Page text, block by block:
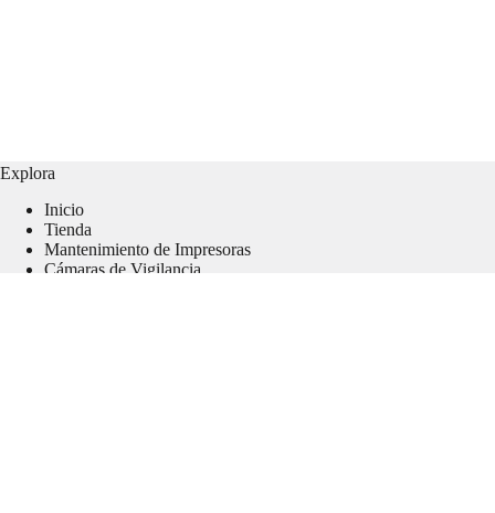
Explora
Inicio
Tienda
Mantenimiento de Impresoras
Cámaras de Vigilancia